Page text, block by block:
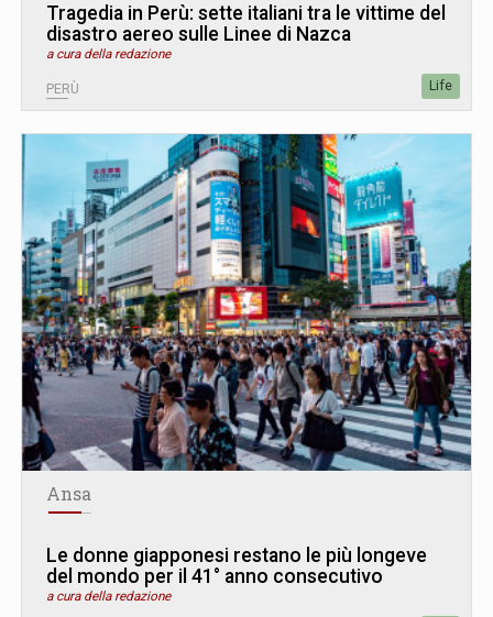
Tragedia in Perù: sette italiani tra le vittime del
disastro aereo sulle Linee di Nazca
a cura della redazione
PERÙ Life
Ansa
Le donne giapponesi restano le più longeve
del mondo per il 41° anno consecutivo
a cura della redazione